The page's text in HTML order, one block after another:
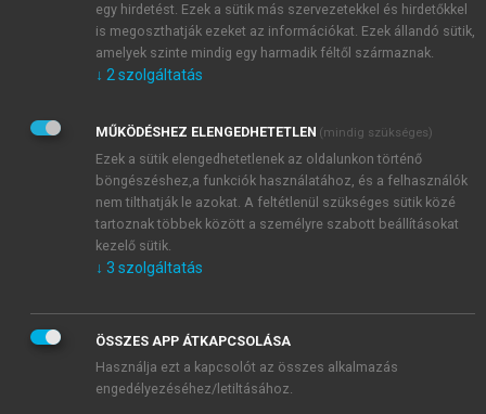
Kérek értesítést a MeRSZ újdonságairól, akcióiról.
Kérek értesítést az Akadémiai Kiadó Zrt. újdonságairól,
Adatkezelési tájékoztatóbanfoglaltakat tudomásul
veszem és elfogadom.
Általános vásárlási feltételeket, valamint a szotar.netés a
mersz.huoldalak licencszerződéseiben foglaltakat
tudomásul veszem és elfogadom.
KIPRÓBÁLOM
egy hirdetést. Ezek a sütik más szervezetekkel és hirdetőkkel
is megoszthatják ezeket az információkat. Ezek állandó sütik,
amelyek szinte mindig egy harmadik féltől származnak.
↓ 2 szolgáltatás
MŰKÖDÉSHEZ ELENGEDHETETLEN (mindig szükséges)
Ezek a sütik elengedhetetlenek az oldalunkon történő
böngészéshez,a funkciók használatához, és a felhasználók
nem tilthatják le azokat. A feltétlenül szükséges sütik közé
tartoznak többek között a személyre szabott beállításokat
kezelő sütik.
↓ 3 szolgáltatás
ÖSSZES APP ÁTKAPCSOLÁSA
Használja ezt a kapcsolót az összes alkalmazás
engedélyezéséhez/letiltásához.